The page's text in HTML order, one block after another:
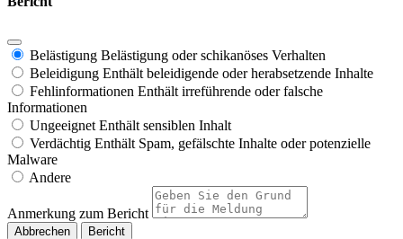
Belästigung Belästigung oder schikanöses Verhalten
Beleidigung Enthält beleidigende oder herabsetzende Inhalte
Fehlinformationen Enthält irreführende oder falsche
Informationen
Ungeeignet Enthält sensiblen Inhalt
Verdächtig Enthält Spam, gefälschte Inhalte oder potenzielle
Malware
Andere
Anmerkung zum Bericht
Bericht